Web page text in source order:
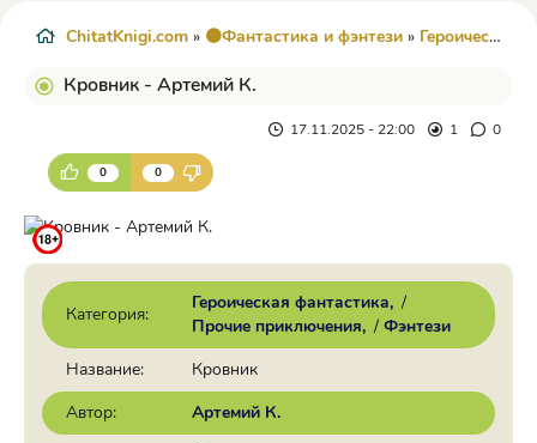
ChitatKnigi.com » 🟠Фантастика и фэнтези » Героическая фантастика
Кровник - Артемий К.
17.11.2025 - 22:00 1 0
0 0
Категория:
Героическая фантастика /
Прочие приключения / Фэнтези
Название:
Кровник
Автор:
Артемий К.